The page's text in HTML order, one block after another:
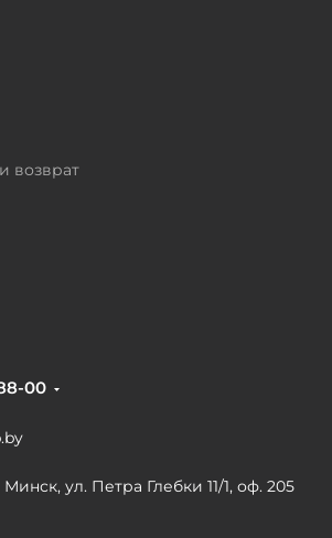
возврат
00
ул. Петра Глебки 11/1, оф. 205